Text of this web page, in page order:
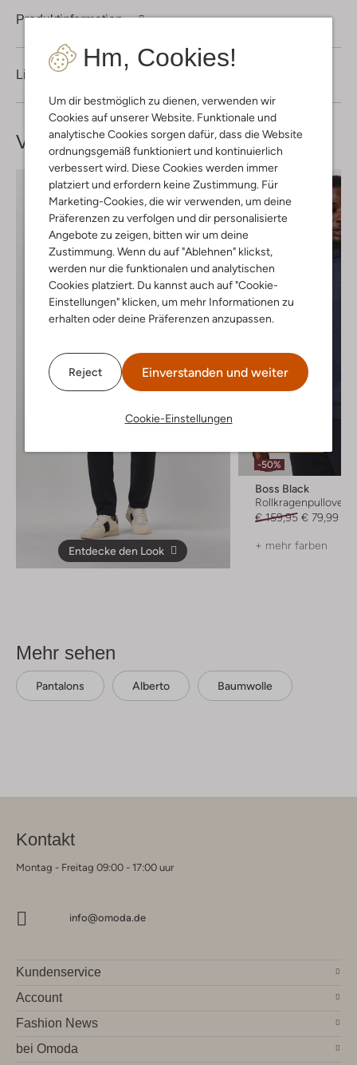
Hm, Cookies!
Um dir bestmöglich zu dienen, verwenden wir
Cookies auf unserer Website. Funktionale und
analytische Cookies sorgen dafür, dass die Website
ordnungsgemäß funktioniert und kontinuierlich
verbessert wird. Diese Cookies werden immer
platziert und erfordern keine Zustimmung. Für
Marketing-Cookies, die wir verwenden, um deine
Präferenzen zu verfolgen und dir personalisierte
Angebote zu zeigen, bitten wir um deine
Zustimmung. Wenn du auf "Ablehnen" klickst,
werden nur die funktionalen und analytischen
Cookies platziert. Du kannst auch auf "Cookie-
Einstellungen" klicken, um mehr Informationen zu
erhalten oder deine Präferenzen anzupassen.
Reject Einverstanden und weiter
Cookie-Einstellungen
Produktinformation
Lieferung & Rückgabe
Vervollständige deinenLook
Entdecke den Look
-50%
Boss Black
Rollkragenpullover
€ 159,95 € 79,99
+ mehr farben
Mehr sehen
Pantalons Alberto Baumwolle
Kontakt
Montag - Freitag 09:00 - 17:00 uur
info@omoda.de
Kundenservice
Account
Fashion News
bei Omoda